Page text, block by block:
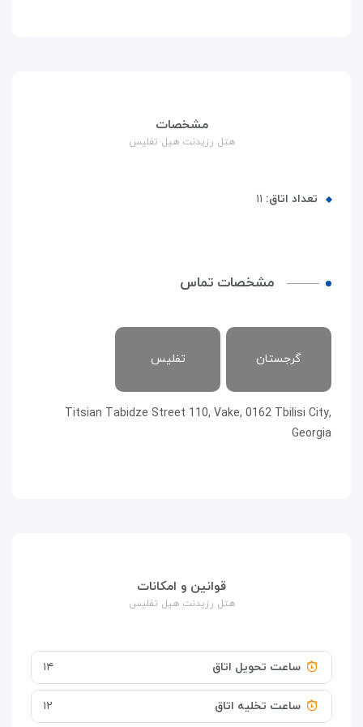
مشخصات
هتل رزیدنت هیل تفلیس
تعداد اتاق: ۱۱
مشخصات تماس
گرجستان تفلیس
Titsian Tabidze Street 110, Vake, 0162 Tbilisi City,
Georgia
قوانین و امکانات
هتل رزیدنت هیل تفلیس
ساعت تحویل اتاق ۱۴
ساعت تخلیه اتاق ۱۲